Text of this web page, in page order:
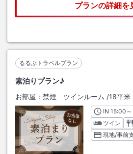
プランの詳細を
るるぶトラベルプラン
素泊りプラン♪
お部屋： 禁煙 ツインルーム /18平米
INチェッ
15:00
ツイン
現地/事前